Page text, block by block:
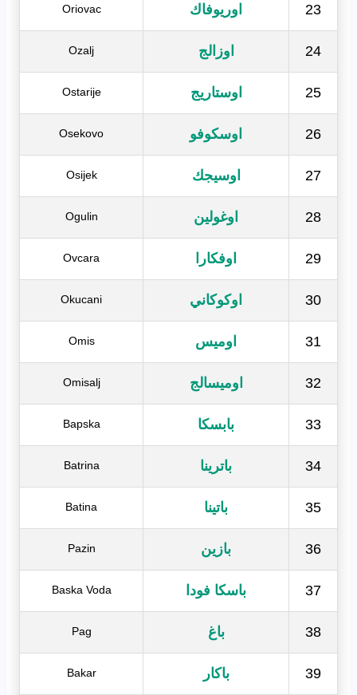
23 اوريوفاك Oriovac
24 اوزالج Ozalj
25 اوستاريج Ostarije
26 اوسكوفو Osekovo
27 اوسيجك Osijek
28 اوغولين Ogulin
29 اوفكارا Ovcara
30 اوكوكاني Okucani
31 اوميس Omis
32 اوميسالج Omisalj
33 بابسكا Bapska
34 باترينا Batrina
35 باتينا Batina
36 بازين Pazin
37 باسكا فودا Baska Voda
38 باغ Pag
39 باكار Bakar